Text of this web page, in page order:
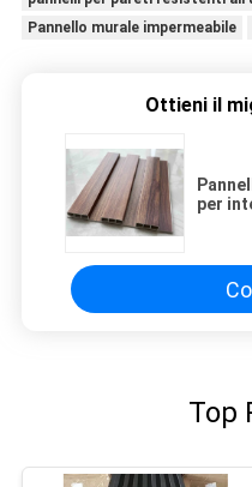
Pannello murale impermeabile
Ottieni il
per
Top